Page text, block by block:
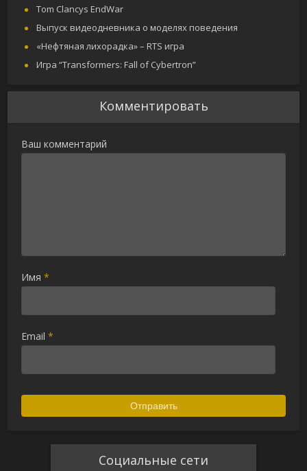
Tom Clancys EndWar
Выпуск видеодневника о моделях поведения
«Нефтяная лихорадка» – RTS игра
Игра “Transformers: Fall of Cybertron”
Комментировать
Ваш комментарий
Имя*
Email*
Социальные сети